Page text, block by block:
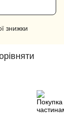
знижки